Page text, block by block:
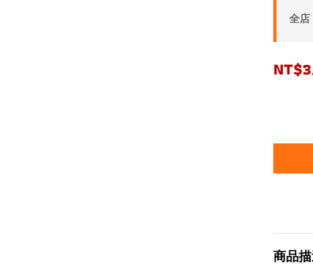
全店
商品